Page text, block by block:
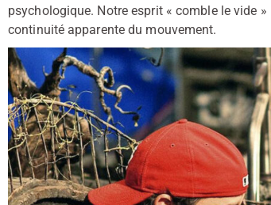
psychologique. Notre esprit « comble le vide
continuité apparente du mouvement.